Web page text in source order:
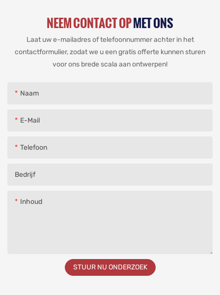
NEEM CONTACT OPMET ONS
Laat uw e-mailadres of telefoonnummer achter in het
contactformulier, zodat we u een gratis offerte kunnen sturen
voor ons brede scala aan ontwerpen!
Naam
E-Mail
Telefoon
Bedrijf
Inhoud
STUUR NU ONDERZOEK